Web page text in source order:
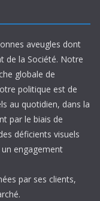
aveugles dont
de la Société. Notre
globale de
politique est de
au quotidien, dans la
par le biais de
déficients visuels
un engagement
par ses clients,